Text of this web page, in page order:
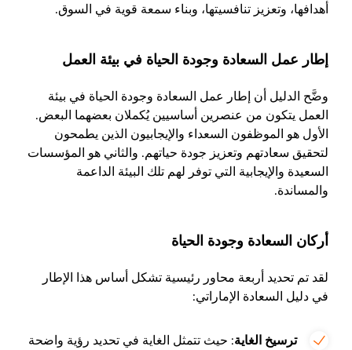
أهدافها، وتعزيز تنافسيتها، وبناء سمعة قوية في السوق.
إطار عمل السعادة وجودة الحياة في بيئة العمل
وضَّح الدليل أن إطار عمل السعادة وجودة الحياة في بيئة
العمل يتكون من عنصرين أساسيين يُكملان بعضهما البعض.
الأول هو الموظفون السعداء واﻹيجابيون الذين يطمحون
لتحقيق سعادتهم وتعزيز جودة حياتهم. والثاني هو المؤسسات
السعيدة والإيجابية التي توفر لهم تلك البيئة الداعمة
والمساندة.
أركان السعادة وجودة الحياة
لقد تم تحديد أربعة محاور رئيسية تشكل أساس هذا الإطار
في دليل السعادة الإماراتي:
ترسيخ الغاية: حيث تتمثل الغاية في تحديد رؤية واضحة